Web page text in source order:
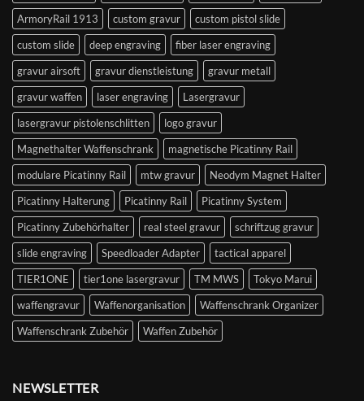
ArmoryRail 1913
custom gravur
custom pistol slide
custom slide
deep engraving
fiber laser engraving
gravur airsoft
gravur dienstleistung
gravur metall
gravur waffen
laser engraving
Lasergravur
lasergravur pistolenschlitten
logo gravur
Magnethalter Waffenschrank
magnetische Picatinny Rail
modulare Picatinny Rail
mtw gravur
Neodym Magnet Halter
Picatinny Halterung
Picatinny Rail
Picatinny System
Picatinny Zubehörhalter
real steel gravur
schriftzug gravur
slide engraving
Speedloader Adapter
tactical apparel
TIER1ONE
tier1one lasergravur TM MWS
Tokyo Marui
waffengravur
Waffenorganisation
Waffenschrank Organizer
Waffenschrank Zubehör
Waffen Zubehör
NEWSLETTER